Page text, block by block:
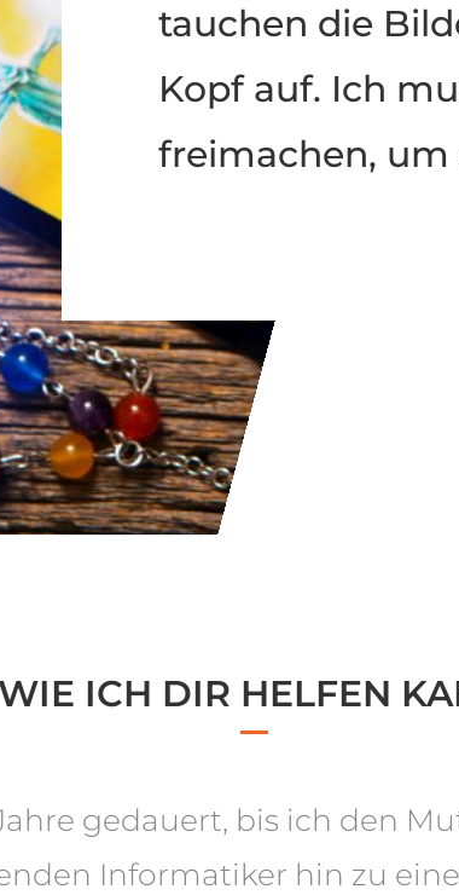
tauchen die
Kopf auf. Ich
freimachen, um
WIE ICH DIR HELFEN
gedauert, bis ich den
Informatiker hin zu